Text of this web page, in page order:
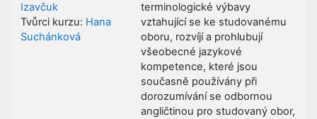
terminologické výbavy
vztahující se ke studovanému
oboru, rozvíjí a prohlubují
všeobecné jazykové
kompetence, které jsou
současně používány při
dorozumívání se odbornou
angličtinou pro studovaný obor,
Izavčuk
Tvůrci kurzu: Hana
Suchánková